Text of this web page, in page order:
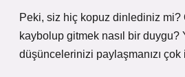
Peki, siz hiç kopuz dinlediniz mi?
kaybolup gitmek nasıl bir duygu?
düşüncelerinizi paylaşmanızı çok